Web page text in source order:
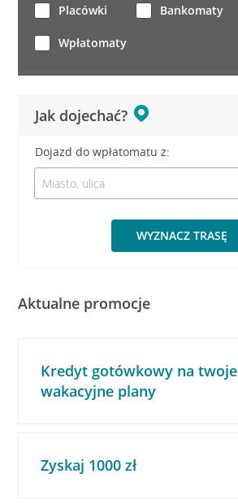
Jak dojechać?
Dojazd do wpłatomatu z:
WYZNACZ TRASĘ
Placówki Bankomaty
Wpłatomaty
Aktualne promocje
Kredyt gotówkowy na twoje
wakacyjne plany
Zyskaj 1000 zł